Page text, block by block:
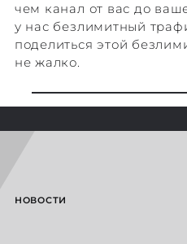
чем канал от вас до
у нас безлимитный
поделиться этой
не жалко.
НОВОСТИ